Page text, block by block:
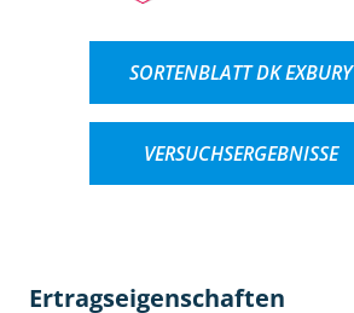
SORTENBLATT DK EXBURY
VERSUCHSERGEBNISSE
Ertragseigenschaften